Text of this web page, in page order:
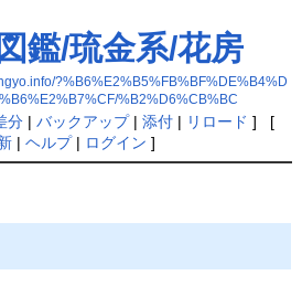
鑑/琉金系/花房
?%B6%E2%B5%FB%BF%DE%B4%D
%B2%D6%CB%BC
分| バックアップ| 添付| リロード ] [
| ヘルプ| ログイン ]